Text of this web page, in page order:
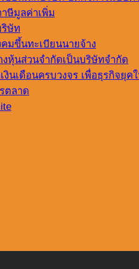
ษีมูลค่าเพิ่ม
ษัท
มขึ้นทะเบียนนายจ้าง
หุ้นส่วนจำกัดเป็นบริษัทจำกัด
งินเดือนครบวงจร เพื่อธุรกิจยุค
ตลาด